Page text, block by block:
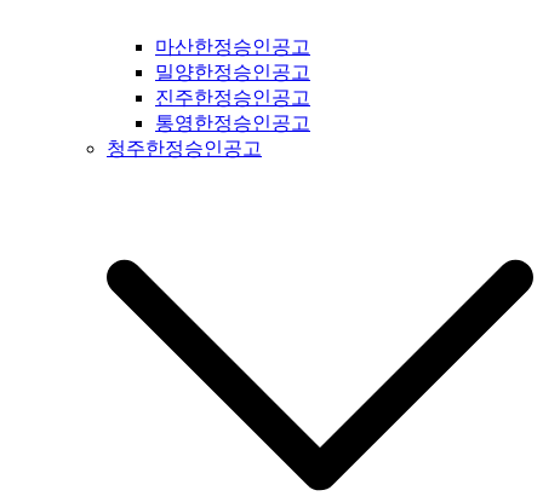
마산한정승인공고
밀양한정승인공고
진주한정승인공고
통영한정승인공고
청주한정승인공고